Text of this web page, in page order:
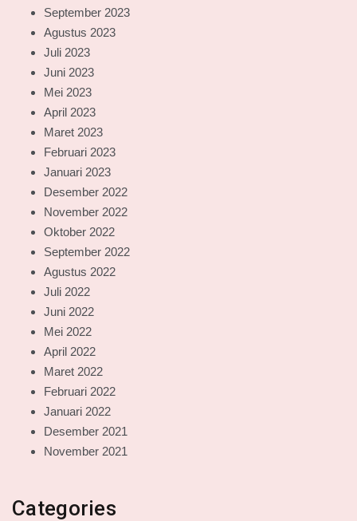
September 2023
Agustus 2023
Juli 2023
Juni 2023
Mei 2023
April 2023
Maret 2023
Februari 2023
Januari 2023
Desember 2022
November 2022
Oktober 2022
September 2022
Agustus 2022
Juli 2022
Juni 2022
Mei 2022
April 2022
Maret 2022
Februari 2022
Januari 2022
Desember 2021
November 2021
Categories